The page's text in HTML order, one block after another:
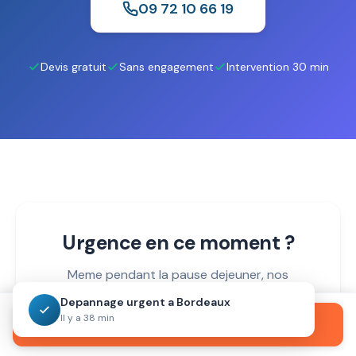
09 72 10 66 19
Devis gratuit Sans engagement Intervention 30 min
Urgence en ce moment ?
Meme pendant la pause dejeuner, nos
equipes restent mobilisees.
09 72 10 66 19
Depannage urgent a Bordeaux
Il y a 38 min